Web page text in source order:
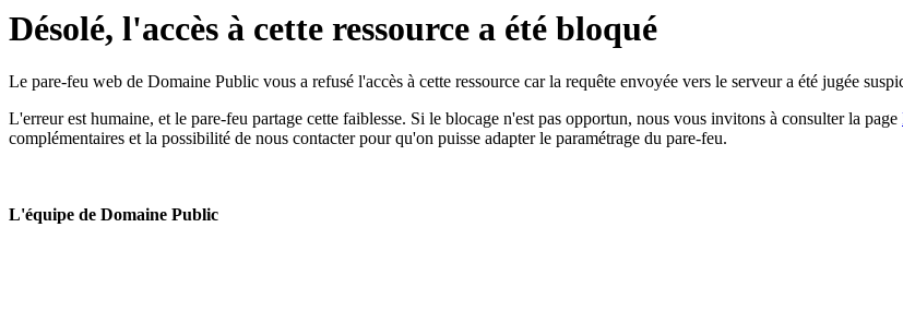
Désolé, l'accès à cette ressource a été bloqué
Le pare-feu web de Domaine Public vous a refusé l'accès à cette ressource car la requête envoyée vers le serveur a été jugée
L'erreur est humaine, et le pare-feu partage cette faiblesse. Si le blocage n'est pas opportun, nous vous invitons à consulter la page
complémentaires et la possibilité de nous contacter pour qu'on puisse adapter le paramétrage du pare-feu.
L'équipe de Domaine Public